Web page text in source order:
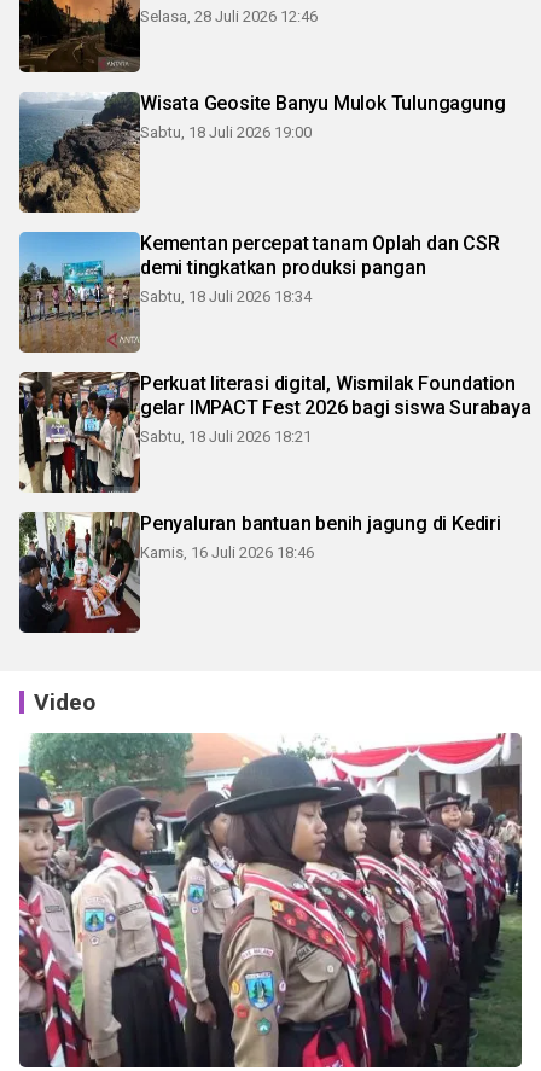
Selasa, 28 Juli 2026 12:46
Wisata Geosite Banyu Mulok Tulungagung
Sabtu, 18 Juli 2026 19:00
Kementan percepat tanam Oplah dan CSR
demi tingkatkan produksi pangan
Sabtu, 18 Juli 2026 18:34
Perkuat literasi digital, Wismilak Foundation
gelar IMPACT Fest 2026 bagi siswa Surabaya
Sabtu, 18 Juli 2026 18:21
Penyaluran bantuan benih jagung di Kediri
Kamis, 16 Juli 2026 18:46
Video